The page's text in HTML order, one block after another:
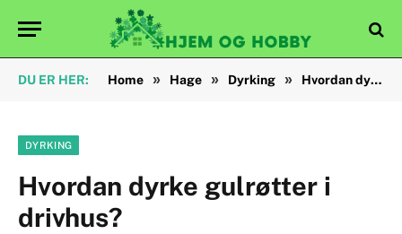
DU ER HER: Home » Hage » Dyrking » Hvordan dyrke gulrøtter i drivhus?
DYRKING
Hvordan dyrke gulrøtter i
drivhus?